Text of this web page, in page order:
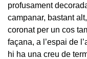
profusament
campanar, bastant
coronat per un cos
façana, a l’espai de
hi ha una creu de